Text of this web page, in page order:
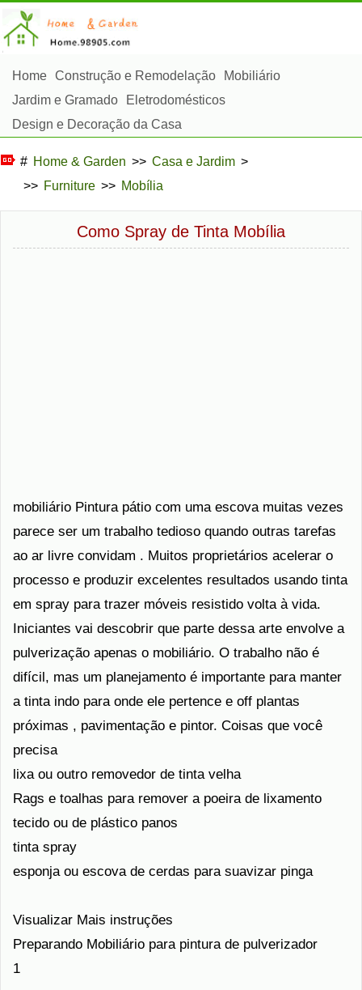
Home Construção e Remodelação
Mobiliário
Jardim e Gramado
Eletrodomésticos
Design e Decoração da Casa
# Home & Garden >> Casa e Jardim >
>> Furniture >> Mobília
Como Spray de Tinta Mobília
mobiliário Pintura pátio com uma escova muitas vezes
parece ser um trabalho tedioso quando outras tarefas
ao ar livre convidam . Muitos proprietários acelerar o
processo e produzir excelentes resultados usando tinta
em spray para trazer móveis resistido volta à vida.
Iniciantes vai descobrir que parte dessa arte envolve a
pulverização apenas o mobiliário. O trabalho não é
difícil, mas um planejamento é importante para manter
a tinta indo para onde ele pertence e off plantas
próximas , pavimentação e pintor. Coisas que você
precisa
lixa ou outro removedor de tinta velha
Rags e toalhas para remover a poeira de lixamento
tecido ou de plástico panos
tinta spray
esponja ou escova de cerdas para suavizar pinga
Visualizar Mais instruções
Preparando Mobiliário para pintura de pulverizador
1